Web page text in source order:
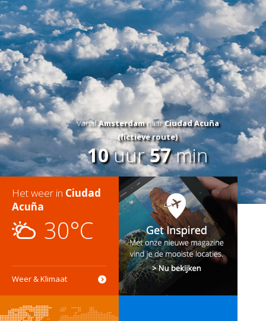
VanafAmsterdamnaarCiudad Acuña
(fictieve route)
10uur57min
Het weer in Ciudad
Acuña
30°C
Weer & Klimaat